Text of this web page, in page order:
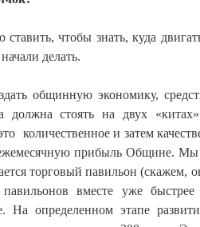
чтобы знать, куда
делать.
общинную экономику,
должна стоять на двух
количественное и затем
прибыль Общине. Мы
торговый павильон (скажем,
вместе уже
На определенном этапе